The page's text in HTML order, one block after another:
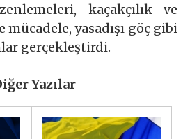
kaçakçılık ve
yasadışı göç gibi
gerçekleştirdi.
Yazılar